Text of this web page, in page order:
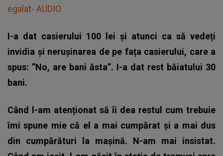
egalat- AUDIO
I-a dat casierului 100 lei și atunci ca să vedeți
invidia și nerușinarea de pe fața casierului, care a
spus: ”No, are bani ăsta”. I-a dat rest băiatului 30
bani.
Când l-am atenționat să îi dea restul cum trebuie
îmi spune mie că el a mai cumpărat și a mai dus
din cumpărături la mașină. N-am mai insistat.